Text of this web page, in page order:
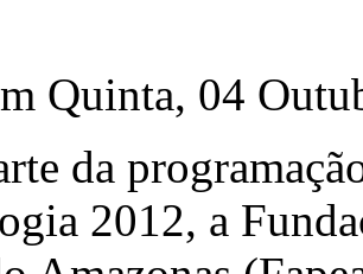
Quinta, 04
da
2012, a